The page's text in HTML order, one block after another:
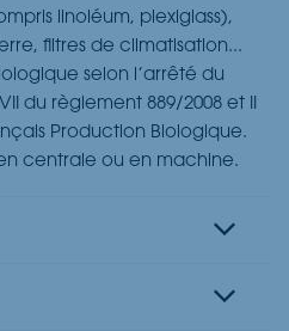
linoléum, plexiglass),
filtres de climatisation...
selon l’arrêté du
du règlement 889/2008 et II
Production Biologique.
centrale ou en machine.